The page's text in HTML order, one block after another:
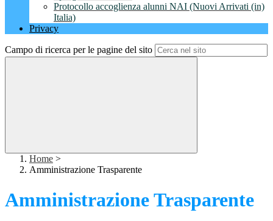
Protocollo accoglienza alunni NAI (Nuovi Arrivati (in)
Italia)
Privacy
Campo di ricerca per le pagine del sito
Home >
Amministrazione Trasparente
Amministrazione Trasparente